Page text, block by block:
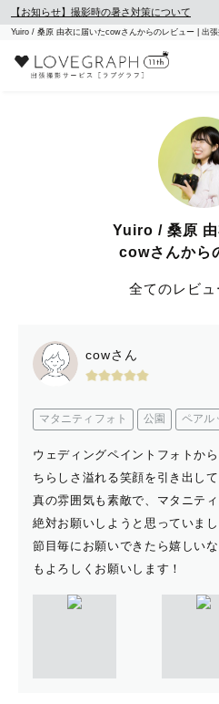
【お知らせ】撮影時の暑さ対策について
Yuiro / 桑原 由衣に届いたcowさんからのレビュー | 出
Yuiro / 桑原 由
cowさんから
全てのレビ
cowさん
マタニティフォト 公園 ペアル
ウェディングペイントフォトか
ちらしさ溢れる笑顔を引き出し
真の雰囲気も素敵で、マタニテ
絶対お願いしようと思っていま
節目毎にお願いできたら嬉しい
もよろしくお願いします！